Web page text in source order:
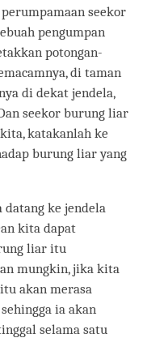
seekor
pengumpan
potongan-
di taman
di dekat jendela,
seekor burung liar
katakanlah ke
burung liar yang
datang ke jendela
kita dapat
liar itu
mungkin, jika kita
akan merasa
ia akan
selama satu